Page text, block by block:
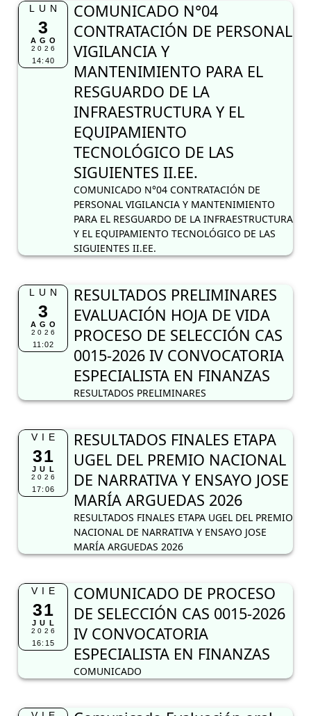
LUN
3
AGO
2026
14:40
COMUNICADO N°04
CONTRATACIÓN DE PERSONAL
VIGILANCIA Y
MANTENIMIENTO PARA EL
RESGUARDO DE LA
INFRAESTRUCTURA Y EL
EQUIPAMIENTO
TECNOLÓGICO DE LAS
SIGUIENTES II.EE.
COMUNICADO N°04 CONTRATACIÓN DE
PERSONAL VIGILANCIA Y MANTENIMIENTO
PARA EL RESGUARDO DE LA INFRAESTRUCTURA
Y EL EQUIPAMIENTO TECNOLÓGICO DE LAS
SIGUIENTES II.EE.
LUN
3
AGO
2026
11:02
RESULTADOS PRELIMINARES
EVALUACIÓN HOJA DE VIDA
PROCESO DE SELECCIÓN CAS
0015-2026 IV CONVOCATORIA
ESPECIALISTA EN FINANZAS
RESULTADOS PRELIMINARES
VIE
31
JUL
2026
17:06
RESULTADOS FINALES ETAPA
UGEL DEL PREMIO NACIONAL
DE NARRATIVA Y ENSAYO JOSE
MARÍA ARGUEDAS 2026
RESULTADOS FINALES ETAPA UGEL DEL PREMIO
NACIONAL DE NARRATIVA Y ENSAYO JOSE
MARÍA ARGUEDAS 2026
VIE
31
JUL
2026
16:15
COMUNICADO DE PROCESO
DE SELECCIÓN CAS 0015-2026
IV CONVOCATORIA
ESPECIALISTA EN FINANZAS
COMUNICADO